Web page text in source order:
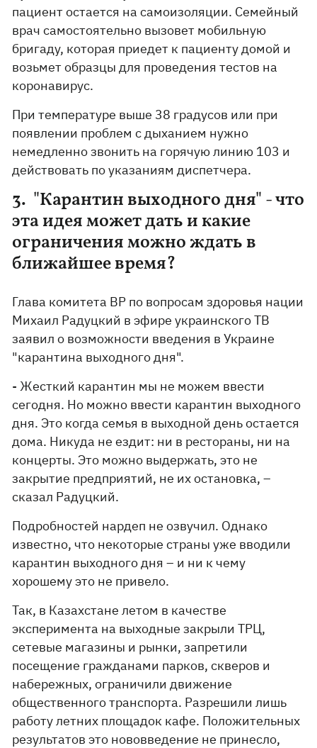
пациент остается на самоизоляции. Семейный
врач самостоятельно вызовет мобильную
бригаду, которая приедет к пациенту домой и
возьмет образцы для проведения тестов на
коронавирус.
При температуре выше 38 градусов или при
появлении проблем с дыханием нужно
немедленно звонить на горячую линию 103 и
действовать по указаниям диспетчера.
3. "Карантин выходного дня" - что
эта идея может дать и какие
ограничения можно ждать в
ближайшее время?
Глава комитета ВР по вопросам здоровья нации
Михаил Радуцкий в эфире украинского ТВ
заявил о возможности введения в Украине
"карантина выходного дня".
- Жесткий карантин мы не можем ввести
сегодня. Но можно ввести карантин выходного
дня. Это когда семья в выходной день остается
дома. Никуда не ездит: ни в рестораны, ни на
концерты. Это можно выдержать, это не
закрытие предприятий, не их остановка, –
сказал Радуцкий.
Подробностей нардеп не озвучил. Однако
известно, что некоторые страны уже вводили
карантин выходного дня – и ни к чему
хорошему это не привело.
Так, в Казахстане летом в качестве
эксперимента на выходные закрыли ТРЦ,
сетевые магазины и рынки, запретили
посещение гражданами парков, скверов и
набережных, ограничили движение
общественного транспорта. Разрешили лишь
работу летних площадок кафе. Положительных
результатов это нововведение не принесло,